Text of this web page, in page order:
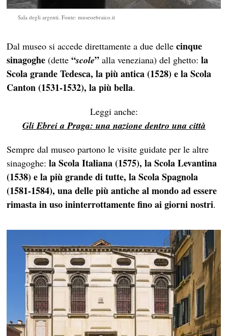
Sala degli argenti. Fonte: museoebraico.it
Dal museo si accede direttamente a due dellecinque
sinagoghe (dette“scole” alla veneziana) del ghetto:la
Scola grande Tedesca, la più antica (1528) e la Scola
Canton (1531-1532), la più bella.
Leggi anche:
Gli Ebrei a Praga: una nazione dentro una città
Sempre dal museo partono le visite guidate per le altre
sinagoghe:la Scola Italiana (1575), la Scola Levantina
(1538) e la più grande di tutte, la Scola Spagnola
(1581-1584), una delle più antiche al mondo ad essere
rimasta in uso ininterrottamente fino ai giorni nostri.